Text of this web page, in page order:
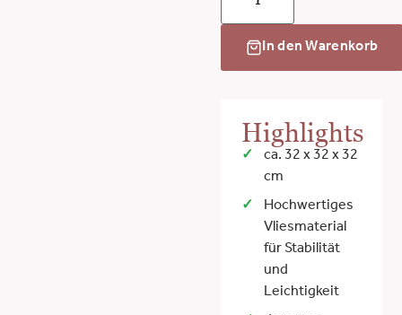
In den Warenkorb
Highlights
ca. 32 x 32 x 32
cm
Hochwertiges
Vliesmaterial
für Stabilität
und
Leichtigkeit